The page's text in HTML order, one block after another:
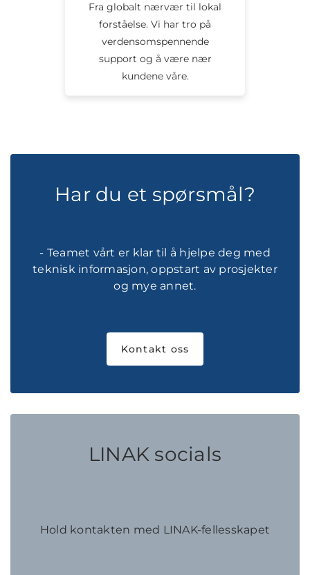
Fra globalt nærvær til lokal
forståelse. Vi har tro på
verdensomspennende
support og å være nær
kundene våre.
Har du et spørsmål?
- Teamet vårt er klar til å hjelpe deg med
teknisk informasjon, oppstart av prosjekter
og mye annet.
Kontakt oss
LINAK socials
Hold kontakten med LINAK-fellesskapet